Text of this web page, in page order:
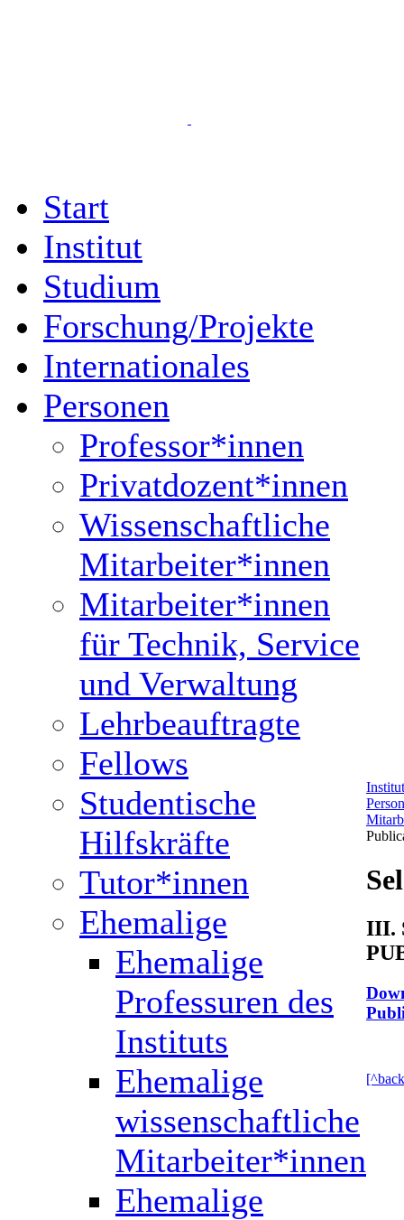
Start
Institut
Studium
Forschung/Projekte
Internationales
Personen
Professor*innen
Privatdozent*innen
Wissenschaftliche
Mitarbeiter*innen
Mitarbeiter*innen
für Technik, Service
und Verwaltung
Lehrbeauftragte
Fellows
Studentische
Hilfskräfte
Tutor*innen
Ehemalige
Ehemalige
Professuren des
Instituts
Ehemalige
wissenschaftliche
Mitarbeiter*innen
Ehemalige
III.